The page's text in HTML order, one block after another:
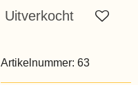
Uitverkocht
Artikelnummer: 63